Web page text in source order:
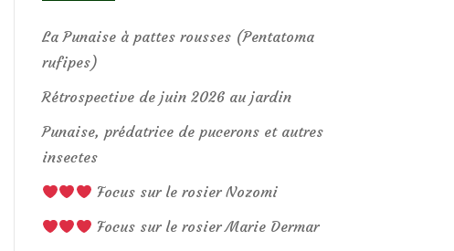
La Punaise à pattes rousses (Pentatoma
rufipes)
Rétrospective de juin 2026 au jardin
Punaise, prédatrice de pucerons et autres
insectes
Focus sur le rosier Nozomi
Focus sur le rosier Marie Dermar